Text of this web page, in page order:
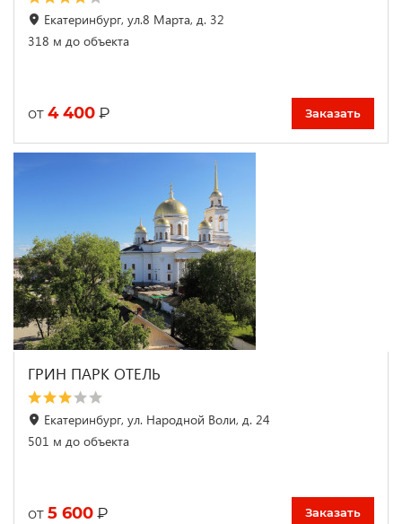
Екатеринбург, ул.8 Марта, д. 32
318 м до объекта
от 4 400 ₽ Заказать
ГРИН ПАРК ОТЕЛЬ
Екатеринбург, ул. Народной Воли, д. 24
501 м до объекта
от 5 600 ₽ Заказать